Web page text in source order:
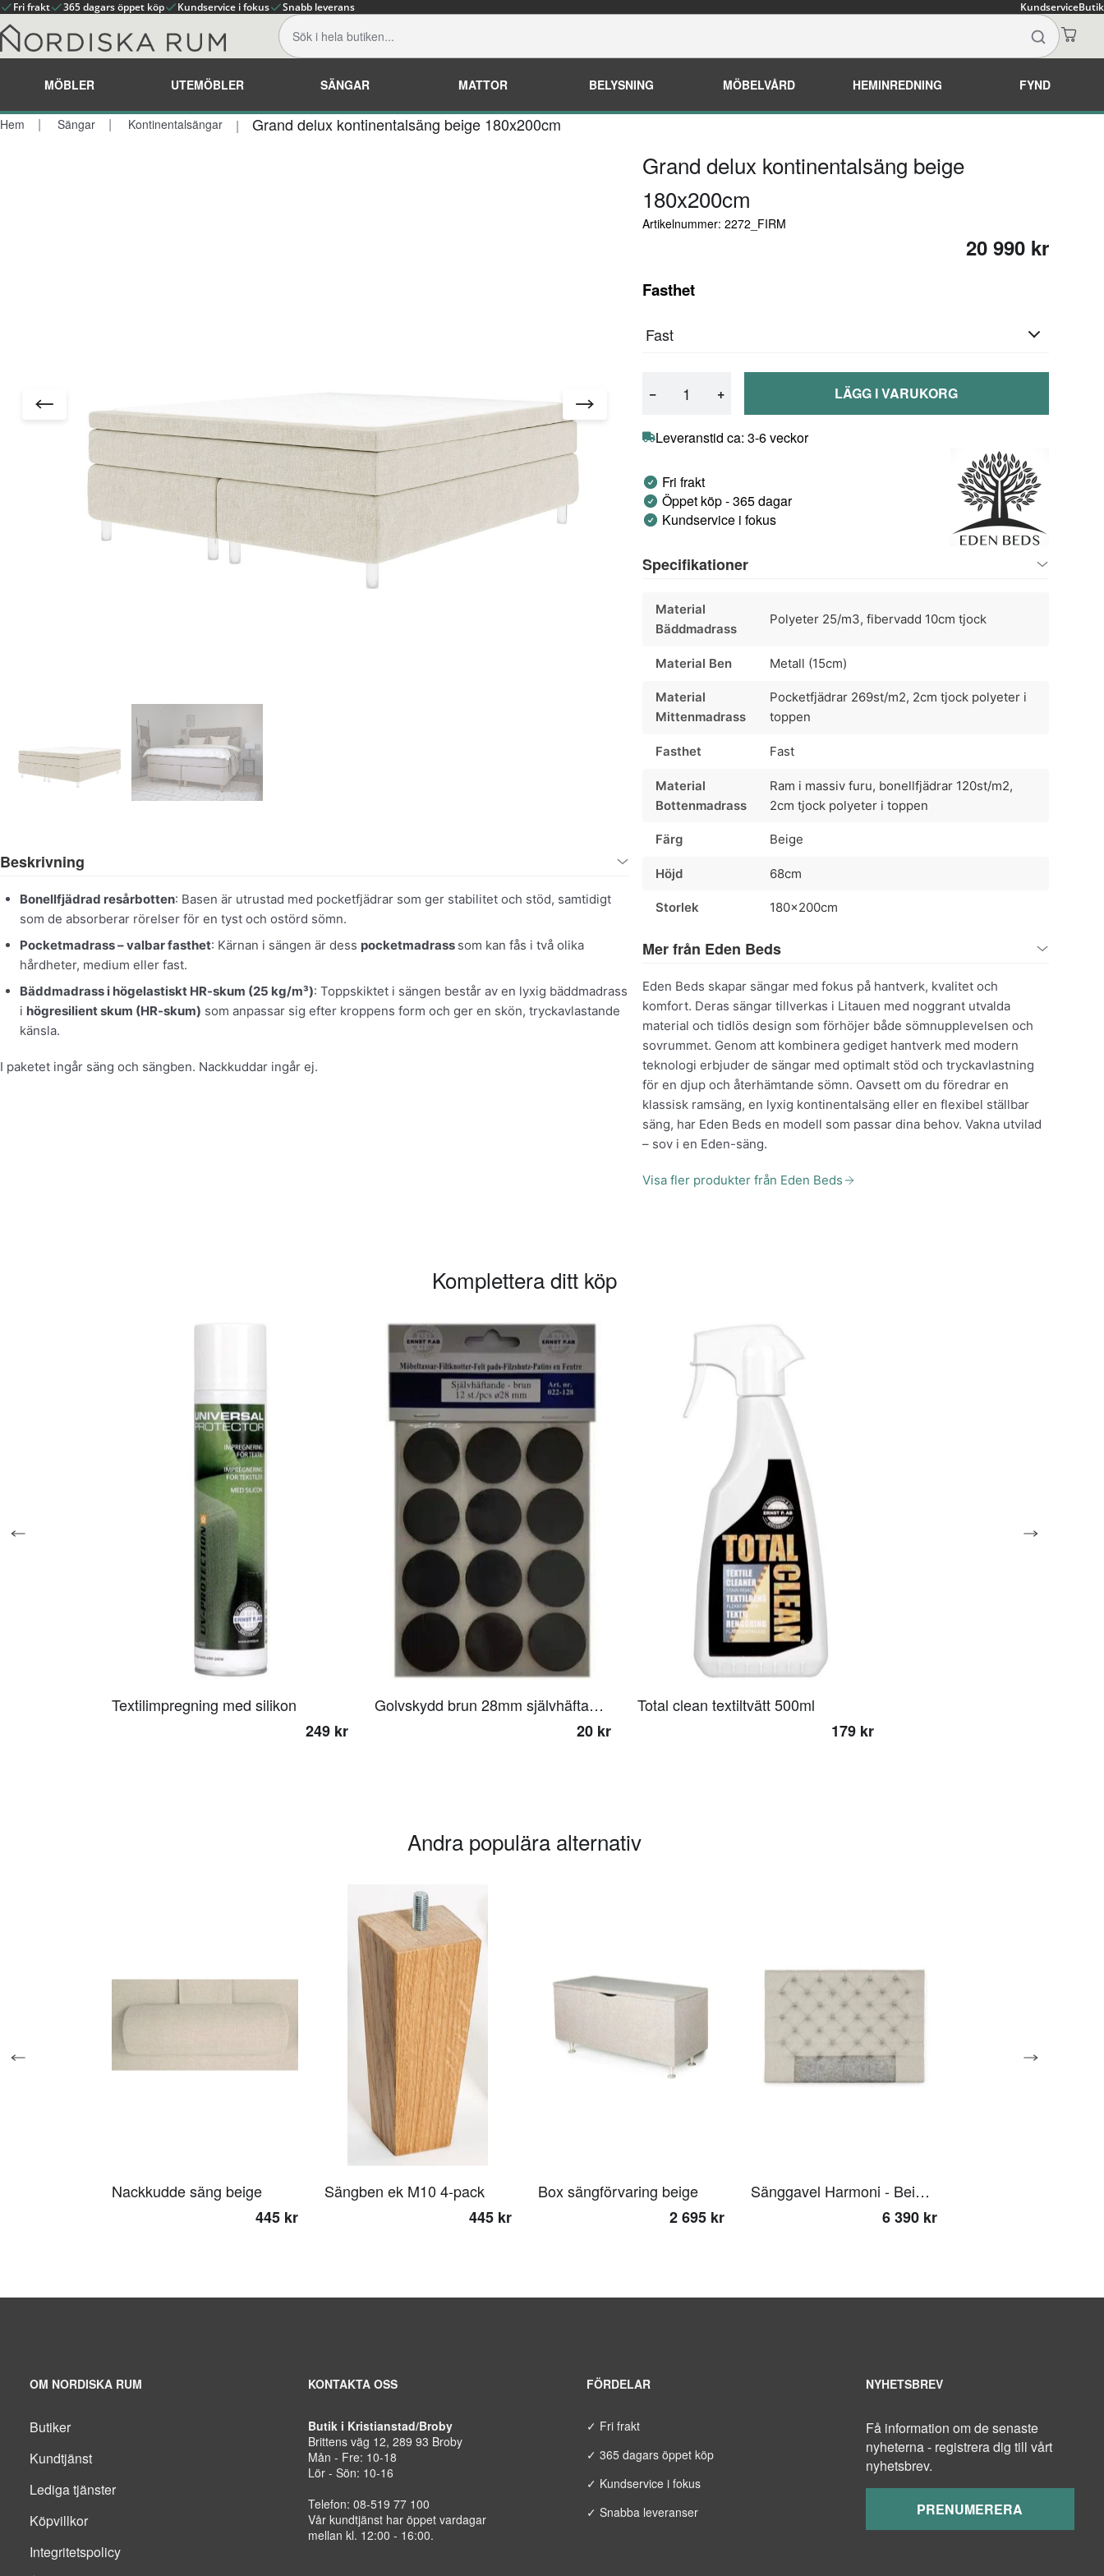
Fri frakt 365 dagars öppet köp Kundservice i fokus Snabb leverans KundserviceButik
MÖBLER UTEMÖBLER SÄNGAR MATTOR BELYSNING MÖBELVÅRD HEMINREDNING FYND
Hem Sängar Kontinentalsängar Grand delux kontinentalsäng beige 180x200cm
Beskrivning
Bonellfjädrad resårbotten: Basen är utrustad med pocketfjädrar som ger stabilitet och stöd, samtidigt
som de absorberar rörelser för en tyst och ostörd sömn.
Pocketmadrass – valbar fasthet: Kärnan i sängen är dess pocketmadrass som kan fås i två olika
hårdheter, medium eller fast.
Bäddmadrass i högelastiskt HR-skum (25 kg/m³): Toppskiktet i sängen består av en lyxig bäddmadrass
i högresilient skum (HR-skum) som anpassar sig efter kroppens form och ger en skön, tryckavlastande
känsla.
I paketet ingår säng och sängben. Nackkuddar ingår ej.
Grand delux kontinentalsäng beige
180x200cm
Artikelnummer: 2272_FIRM
20 990 kr
Fasthet
Fast
− + LÄGG I VARUKORG
Leveranstid ca: 3-6 veckor
Fri frakt
Öppet köp - 365 dagar
Kundservice i fokus
Specifikationer
Material
Bäddmadrass
Polyeter 25/m3, fibervadd 10cm tjock
Material Ben Metall (15cm)
Material
Mittenmadrass
Pocketfjädrar 269st/m2, 2cm tjock polyeter i
toppen
Fasthet Fast
Material
Bottenmadrass
Ram i massiv furu, bonellfjädrar 120st/m2,
2cm tjock polyeter i toppen
Färg Beige
Höjd 68cm
Storlek 180x200cm
Mer från Eden Beds
Eden Beds skapar sängar med fokus på hantverk, kvalitet och
komfort. Deras sängar tillverkas i Litauen med noggrant utvalda
material och tidlös design som förhöjer både sömnupplevelsen och
sovrummet. Genom att kombinera gediget hantverk med modern
teknologi erbjuder de sängar med optimalt stöd och tryckavlastning
för en djup och återhämtande sömn. Oavsett om du föredrar en
klassisk ramsäng, en lyxig kontinentalsäng eller en flexibel ställbar
säng, har Eden Beds en modell som passar dina behov. Vakna utvilad
– sov i en Eden-säng.
Visa fler produkter från Eden Beds
Komplettera ditt köp
Textilimpregning med silikon
249 kr
Golvskydd brun 28mm självhäftande
20 kr
Total clean textiltvätt 500ml
179 kr
Andra populära alternativ
Nackkudde säng beige
445 kr
Sängben ek M10 4-pack
445 kr
Box sängförvaring beige
2 695 kr
Sänggavel Harmoni - Beige 180 cm
6 390 kr
OM NORDISKA RUM
Butiker
Kundtjänst
Lediga tjänster
Köpvillkor
Integritetspolicy
KONTAKTA OSS
Butik i Kristianstad/Broby
Brittens väg 12, 289 93 Broby
Mån - Fre: 10-18
Lör - Sön: 10-16
Telefon: 08-519 77 100
Vår kundtjänst har öppet vardagar
mellan kl. 12:00 - 16:00.
FÖRDELAR
✓ Fri frakt
✓ 365 dagars öppet köp
✓ Kundservice i fokus
✓ Snabba leveranser
NYHETSBREV
Få information om de senaste
nyheterna - registrera dig till vårt
nyhetsbrev.
PRENUMERERA